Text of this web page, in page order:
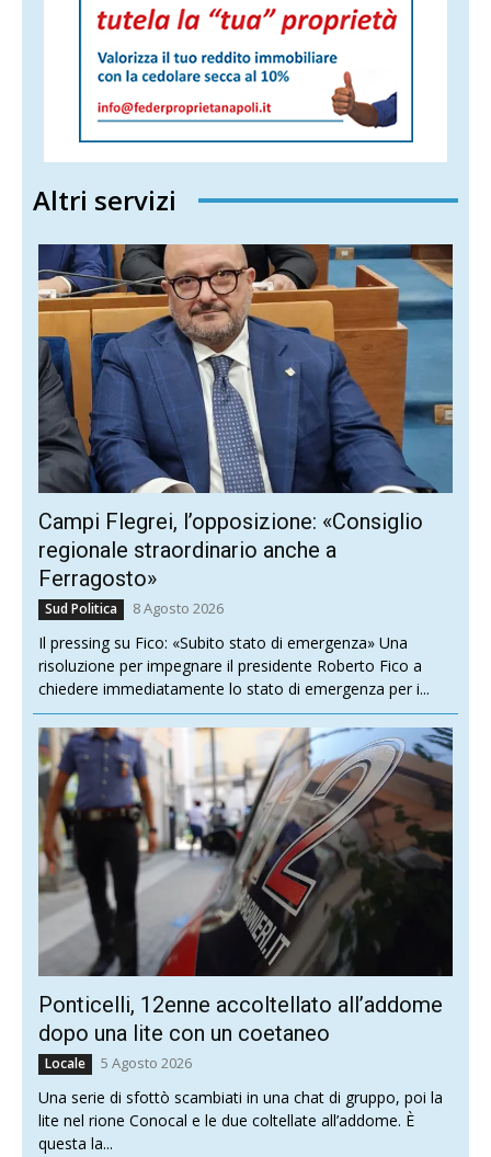
Altri servizi
Campi Flegrei, l’opposizione: «Consiglio
regionale straordinario anche a
Ferragosto»
Sud Politica 8 Agosto 2026
Il pressing su Fico: «Subito stato di emergenza» Una
risoluzione per impegnare il presidente Roberto Fico a
chiedere immediatamente lo stato di emergenza per i...
Ponticelli, 12enne accoltellato all’addome
dopo una lite con un coetaneo
Locale 5 Agosto 2026
Una serie di sfottò scambiati in una chat di gruppo, poi la
lite nel rione Conocal e le due coltellate all’addome. È
questa la...